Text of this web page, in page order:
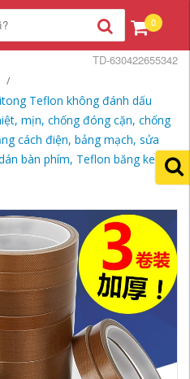
0
Teflon không đánh dấu
mịn, chống đóng cặn, chống
cách điện, bảng mạch, sửa
bàn phím, Teflon băng keo
TD-630422655342